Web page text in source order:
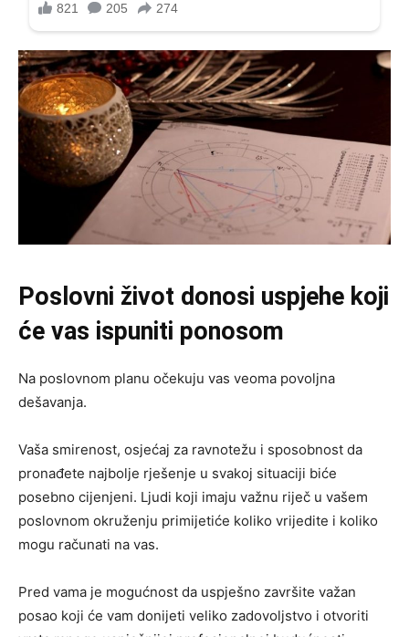
Poslovni život donosi uspjehe koji
će vas ispuniti ponosom
Na poslovnom planu očekuju vas veoma povoljna
dešavanja.
Vaša smirenost, osjećaj za ravnotežu i sposobnost da
pronađete najbolje rješenje u svakoj situaciji biće
posebno cijenjeni. Ljudi koji imaju važnu riječ u vašem
poslovnom okruženju primijetiće koliko vrijedite i koliko
mogu računati na vas.
Pred vama je mogućnost da uspješno završite važan
posao koji će vam donijeti veliko zadovoljstvo i otvoriti